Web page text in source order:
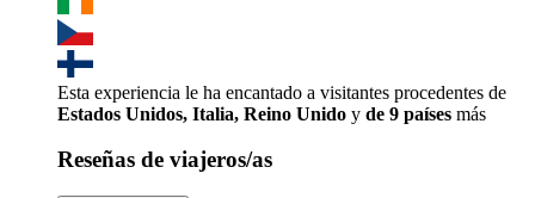
Esta experiencia le ha encantado a visitantes procedentes de
Estados Unidos, Italia, Reino Unido y de 9 países más
Reseñas de viajeros/as